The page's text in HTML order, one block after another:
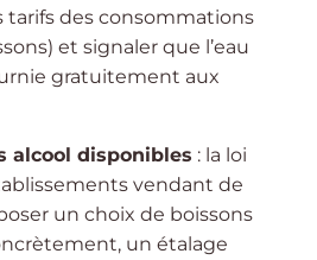
tarifs des consommations
et signaler que l’eau
gratuitement aux
alcool disponibles : la loi
vendant de
un choix de boissons
un étalage